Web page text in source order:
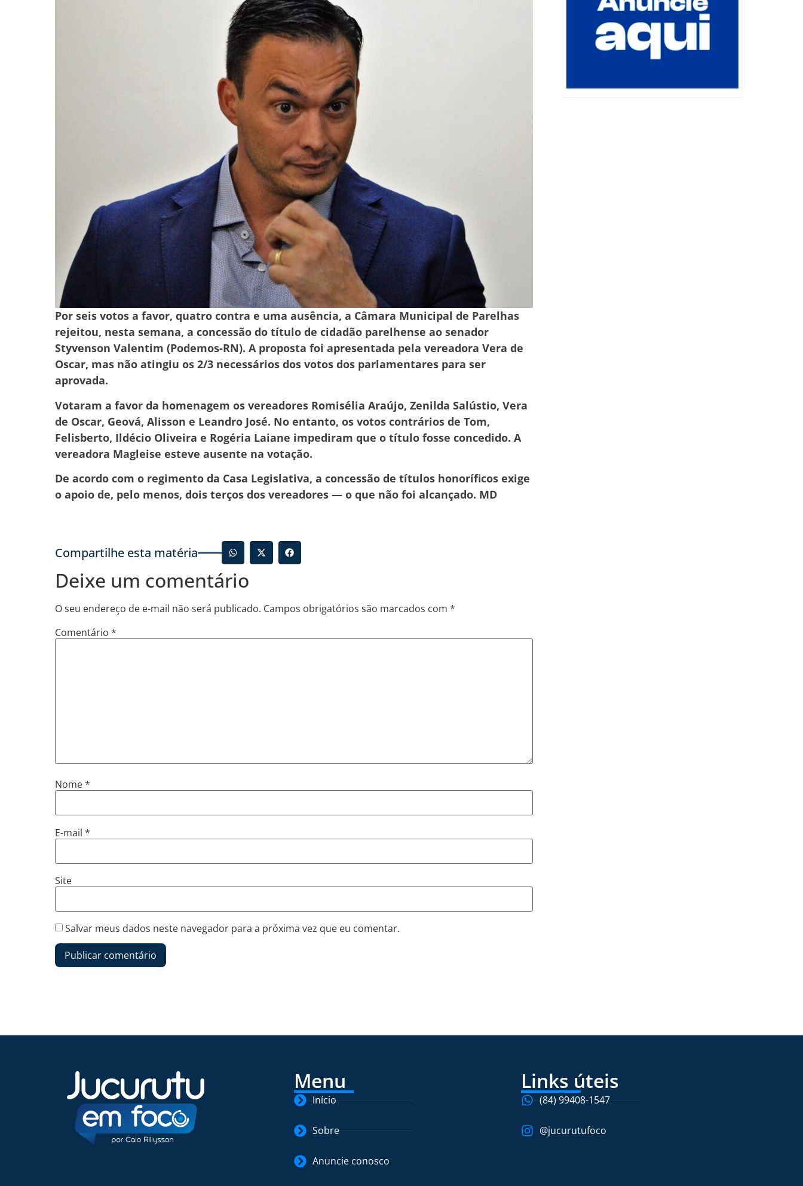
Por seis votos a favor, quatro contra e uma ausência, a Câmara Municipal de Parelhas
rejeitou, nesta semana, a concessão do título de cidadão parelhense ao senador
Styvenson Valentim (Podemos-RN). A proposta foi apresentada pela vereadora Vera de
Oscar, mas não atingiu os 2/3 necessários dos votos dos parlamentares para ser
aprovada.
Votaram a favor da homenagem os vereadores Romisélia Araújo, Zenilda Salústio, Vera
de Oscar, Geová, Alisson e Leandro José. No entanto, os votos contrários de Tom,
Felisberto, Ildécio Oliveira e Rogéria Laiane impediram que o título fosse concedido. A
vereadora Magleise esteve ausente na votação.
De acordo com o regimento da Casa Legislativa, a concessão de títulos honoríficos exige
o apoio de, pelo menos, dois terços dos vereadores — o que não foi alcançado. MD
Compartilhe esta matéria
Deixe um comentário
O seu endereço de e-mail não será publicado. Campos obrigatórios são marcados com *
Comentário *
Nome*
E-mail *
Site
Salvar meus dados neste navegador para a próxima vez que eu comentar.
Menu
Início
Sobre
Anuncie conosco
Links úteis
(84) 99408-1547
@jucurutufoco